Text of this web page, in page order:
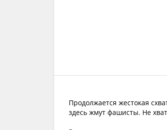
Продолжается жестокая
здесь жмут фашисты. Не